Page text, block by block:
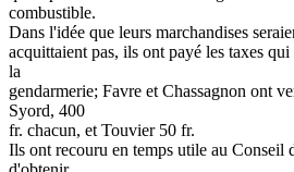
combustible.
Dans l'idée que leurs marchandises
acquittaient pas, ils ont payé les taxes
la
gendarmerie; Favre et Chassagnon ont
Syord, 400
fr. chacun, et Touvier 50 fr.
Ils ont recouru en temps utile au Conseil